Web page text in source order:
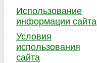
Использование
информации сайта
Условия
использования
сайта